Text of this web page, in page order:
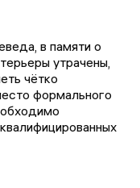
в памяти о
утрачены,
чётко
формального